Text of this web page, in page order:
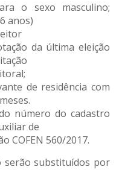
o sexo masculino;
anos)
da última eleição
de residência com
número do cadastro
de
COFEN 560/2017.
substituídos por